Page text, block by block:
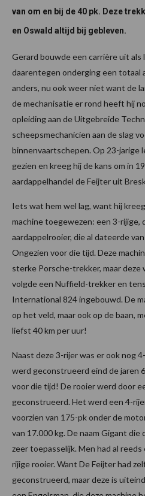
van om en bij de 40 pk. Deze
en Oswald altijd bij gebleven.
Gerard bouwde een carrière uit als
daarentegen onderging een totaal
anders, nu ook weer niet want de
de mechanisatie er rond heeft hij
opleiding aan de Uitgebreide
scheepsmechanicien aan de slag
binnenvaartschepen. Op 23-jarige
gezien en kreeg hij de kans om in
aardappelhandel de Feijter uit
Iets wat hem wel lag, want hij
machine toegewezen: een 3-rijige,
aardappelrooier, die al dateerde
Ongezien voor die tijd. Deze
sterke Porsche-trekker, maar
volgde een Nuffield-trekker en
International 824 ingebouwd. De
op het veld, maar ook op de baan,
liefst 40 km per uur!
Naast deze 3-rijer was er ook nog
werd geconstrueerd eind de jaren
voor die tijd! De rooier werd door
geconstrueerd. Het werd een 4-
voorzien van 175-pk onder de
van 17.000 kg. De naam Gigant die
zeer toepasselijk. Men had al
rijige rooier. Want De Feijter had
geconstrueerd, maar deze is